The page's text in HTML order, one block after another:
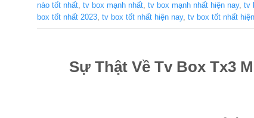
nào tốt nhất, tv box mạnh nhất, tv box mạnh nhất hiện nay, tv
box tốt nhất 2023, tv box tốt nhất hiện nay, tv box tốt nhất
Sự Thật Về Tv Box Tx3